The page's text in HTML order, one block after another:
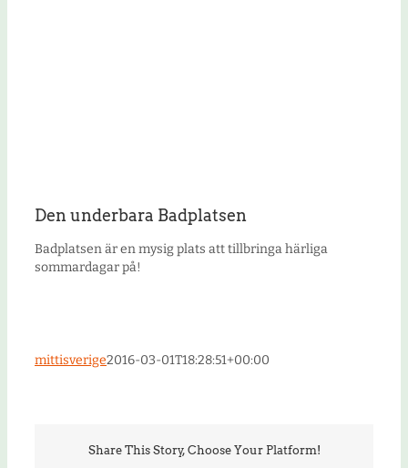
Den underbara Badplatsen
Badplatsen är en mysig plats att tillbringa härliga
sommardagar på!
mittisverige2016-03-01T18:28:51+00:00
Share This Story, Choose Your Platform!